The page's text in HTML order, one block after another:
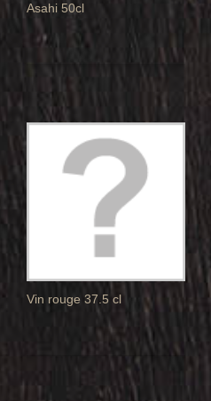
Asahi 50cl
Vin rouge 37.5 cl